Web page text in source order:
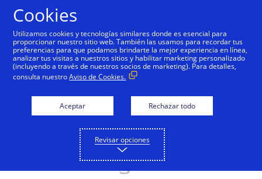
Cuatro de cada diez
consumidores de Visa en
América Latina y el
Caribe son usuarios
activos del comercio
digital
Cookies
Utilizamos cookies y tecnologías similares donde es esencial para
proporcionar nuestro sitio web. También las usamos para recordar tus
preferencias para que podamos brindarte la mejor experiencia en línea,
analizar tus visitas a nuestros sitios y habilitar marketing personalizado
(incluyendo a través de nuestros socios de marketing). Para detalles,
consulta nuestroAviso de Cookies.
Aceptar Rechazar todo
Revisar opciones